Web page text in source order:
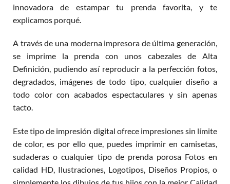
innovadora de estampar tu prenda favorita, y te
explicamos porqué.
A través de una moderna impresora de última generación,
se imprime la prenda con unos cabezales de Alta
Definición, pudiendo así reproducir a la perfección fotos,
degradados, imágenes de todo tipo, cualquier diseño a
todo color con acabados espectaculares y sin apenas
tacto.
Este tipo de impresión digital ofrece impresiones sin límite
de color, es por ello que, puedes imprimir en camisetas,
sudaderas o cualquier tipo de prenda porosa Fotos en
calidad HD, Ilustraciones, Logotipos, Diseños Propios, o